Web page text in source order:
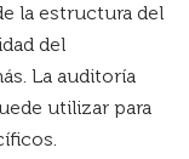
la estructura del
del
La auditoría
utilizar para